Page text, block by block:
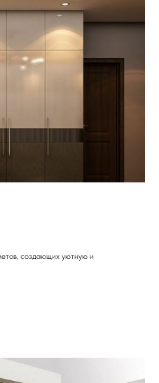
создающих уютную и